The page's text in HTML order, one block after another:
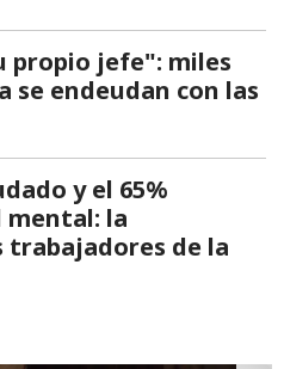
propio jefe": miles
se endeudan con las
y el 65%
mental: la
de la